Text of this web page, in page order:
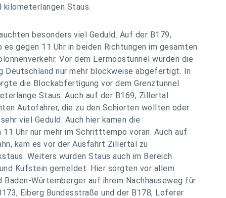
Staus.
besonders viel Geduld. Auf der B179,
gegen 11 Uhr in beiden Richtungen im gesamten
Vor dem Lermoostunnel wurden die
Deutschland nur mehr blockweise abgefertigt. In
die Blockabfertigung vor dem Grenztunnel
Staus. Auch auf der B169, Zillertal
Autofahrer, die zu den Schiorten wollten oder
viel Geduld. Auch hier kamen die
11 Uhr nur mehr im Schritttempo voran. Auch auf
kam es vor der Ausfahrt Zillertal zu
Weiters wurden Staus auch im Bereich
Kufstein gemeldet. Hier sorgten vor allem
Baden-Würtemberger auf ihrem Nachhauseweg für
Eiberg Bundesstraße und der B178, Loferer